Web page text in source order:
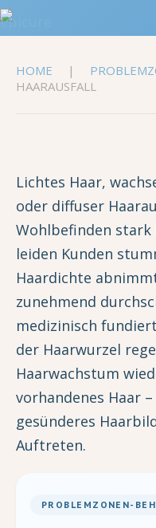
HOME
HAARAUSFALL
Lichtes Haar,
oder diffuser
Wohlbefinden
leiden Kunden
Haardichte
zunehmend
medizinisch
der Haarwurzel
Haarwachstum
vorhandenes Haar
gesünderes
Auftreten.
PROBLEMZONEN-